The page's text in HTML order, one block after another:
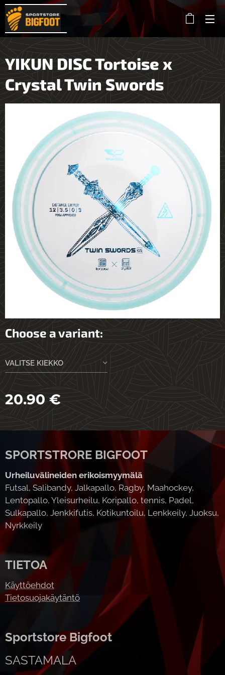
YIKUN DISC Tortoise x
Crystal Twin Swords
Choose a variant:
VALITSE KIEKKO
20.90€
SPORTSTRORE BIGFOOT
Urheiluvälineiden erikoismyymälä
Futsal, Salibandy, Jalkapallo, Ragby, Maahockey,
Lentopallo, Yleisurheilu, Koripallo, tennis, Padel,
Sulkapallo, Jenkkifutis, Kotikuntoilu, Lenkkeily, Juoksu,
Nyrkkeily
TIETOA
Käyttöehdot
Tietosuojakäytäntö
Sportstore Bigfoot
SASTAMALA